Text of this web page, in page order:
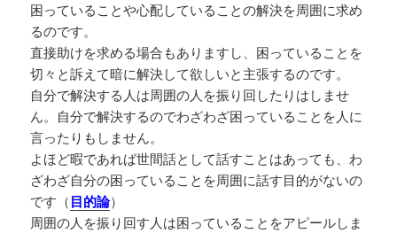
困っていることや心配していることの解決を周囲に求め
るのです。
直接助けを求める場合もありますし、困っていることを
切々と訴えて暗に解決して欲しいと主張するのです。
自分で解決する人は周囲の人を振り回したりはしませ
ん。自分で解決するのでわざわざ困っていることを人に
言ったりもしません。
よほど暇であれば世間話として話すことはあっても、わ
ざわざ自分の困っていることを周囲に話す目的がないの
です（ 目的論）
周囲の人を振り回す人は困っていることをアピールしま